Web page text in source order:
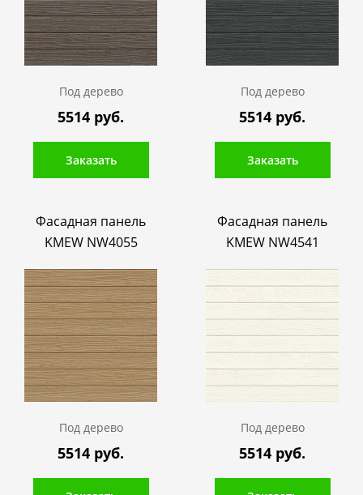
Под дерево
5514 руб.
Заказать
Под дерево
5514 руб.
Заказать
Фасадная панель
KMEW NW4055
Под дерево
5514 руб.
Фасадная панель
KMEW NW4541
Под дерево
5514 руб.